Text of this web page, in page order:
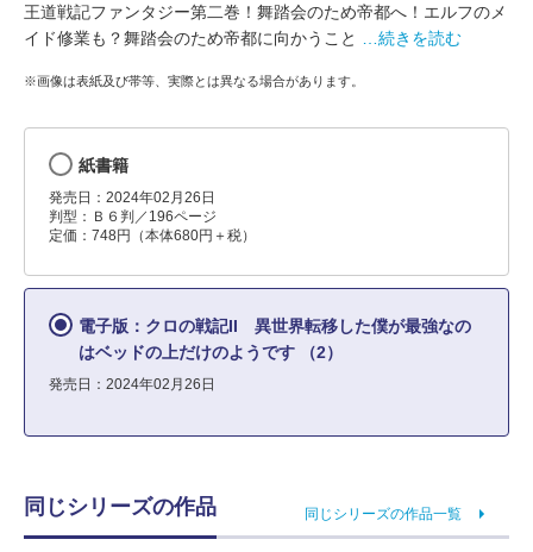
王道戦記ファンタジー第二巻！舞踏会のため帝都へ！エルフのメ
イド修業も？舞踏会のため帝都に向かうこと
…続きを読む
※画像は表紙及び帯等、実際とは異なる場合があります。
紙書籍
発売日：2024年02月26日
判型：Ｂ６判／196ページ
定価：748円（本体680円＋税）
電子版：クロの戦記II 異世界転移した僕が最強なの
はベッドの上だけのようです （2）
発売日：2024年02月26日
同じシリーズの作品 同じシリーズの作品一覧